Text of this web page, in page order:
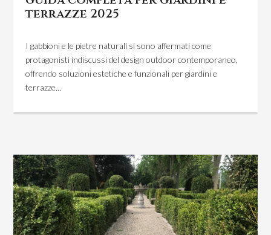
terrazze 2025
I gabbioni e le pietre naturali si sono affermati come
protagonisti indiscussi del design outdoor contemporaneo,
offrendo soluzioni estetiche e funzionali per giardini e
terrazze...